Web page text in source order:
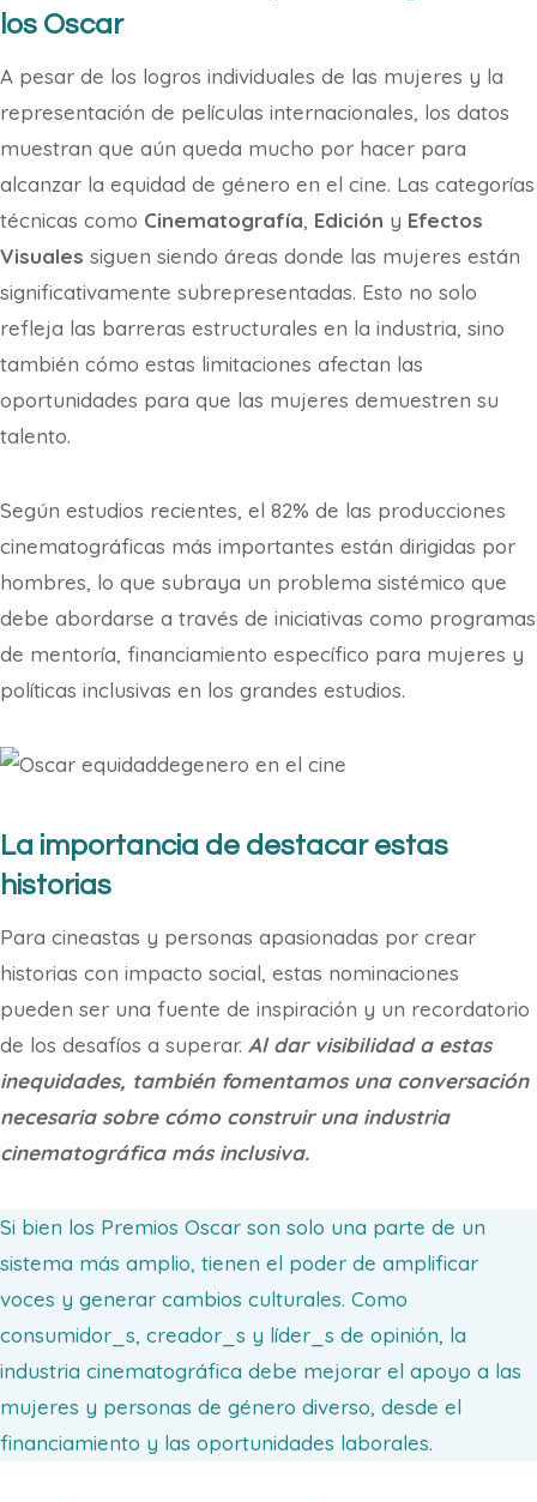
los Oscar
A pesar de los logros individuales de las mujeres y la
representación de películas internacionales, los datos
muestran que aún queda mucho por hacer para
alcanzar la equidad de género en el cine. Las categorías
técnicas como Cinematografía, Edición y Efectos
Visuales siguen siendo áreas donde las mujeres están
significativamente subrepresentadas. Esto no solo
refleja las barreras estructurales en la industria, sino
también cómo estas limitaciones afectan las
oportunidades para que las mujeres demuestren su
talento.
Según estudios recientes, el 82% de las producciones
cinematográficas más importantes están dirigidas por
hombres, lo que subraya un problema sistémico que
debe abordarse a través de iniciativas como programas
de mentoría, financiamiento específico para mujeres y
políticas inclusivas en los grandes estudios.
La importancia de destacar estas
historias
Para cineastas y personas apasionadas por crear
historias con impacto social, estas nominaciones
pueden ser una fuente de inspiración y un recordatorio
de los desafíos a superar. Al dar visibilidad a estas
inequidades, también fomentamos una conversación
necesaria sobre cómo construir una industria
cinematográfica más inclusiva.
Si bien los Premios Oscar son solo una parte de un
sistema más amplio, tienen el poder de amplificar
voces y generar cambios culturales. Como
consumidor_s, creador_s y líder_s de opinión, la
industria cinematográfica debe mejorar el apoyo a las
mujeres y personas de género diverso, desde el
financiamiento y las oportunidades laborales.